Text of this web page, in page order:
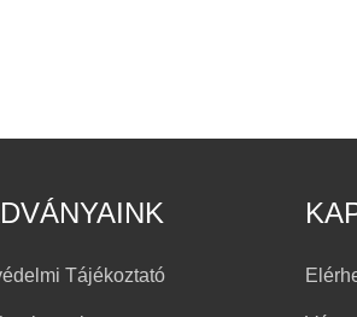
Tájékoztató